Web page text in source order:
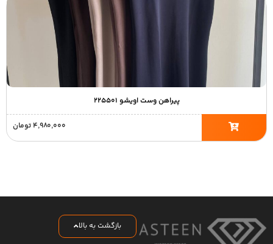
پیراهن وست اویشو ۲۲۵۵۰۱
۴,۹۸۰,۰۰۰تومان
بازگشت به بالا